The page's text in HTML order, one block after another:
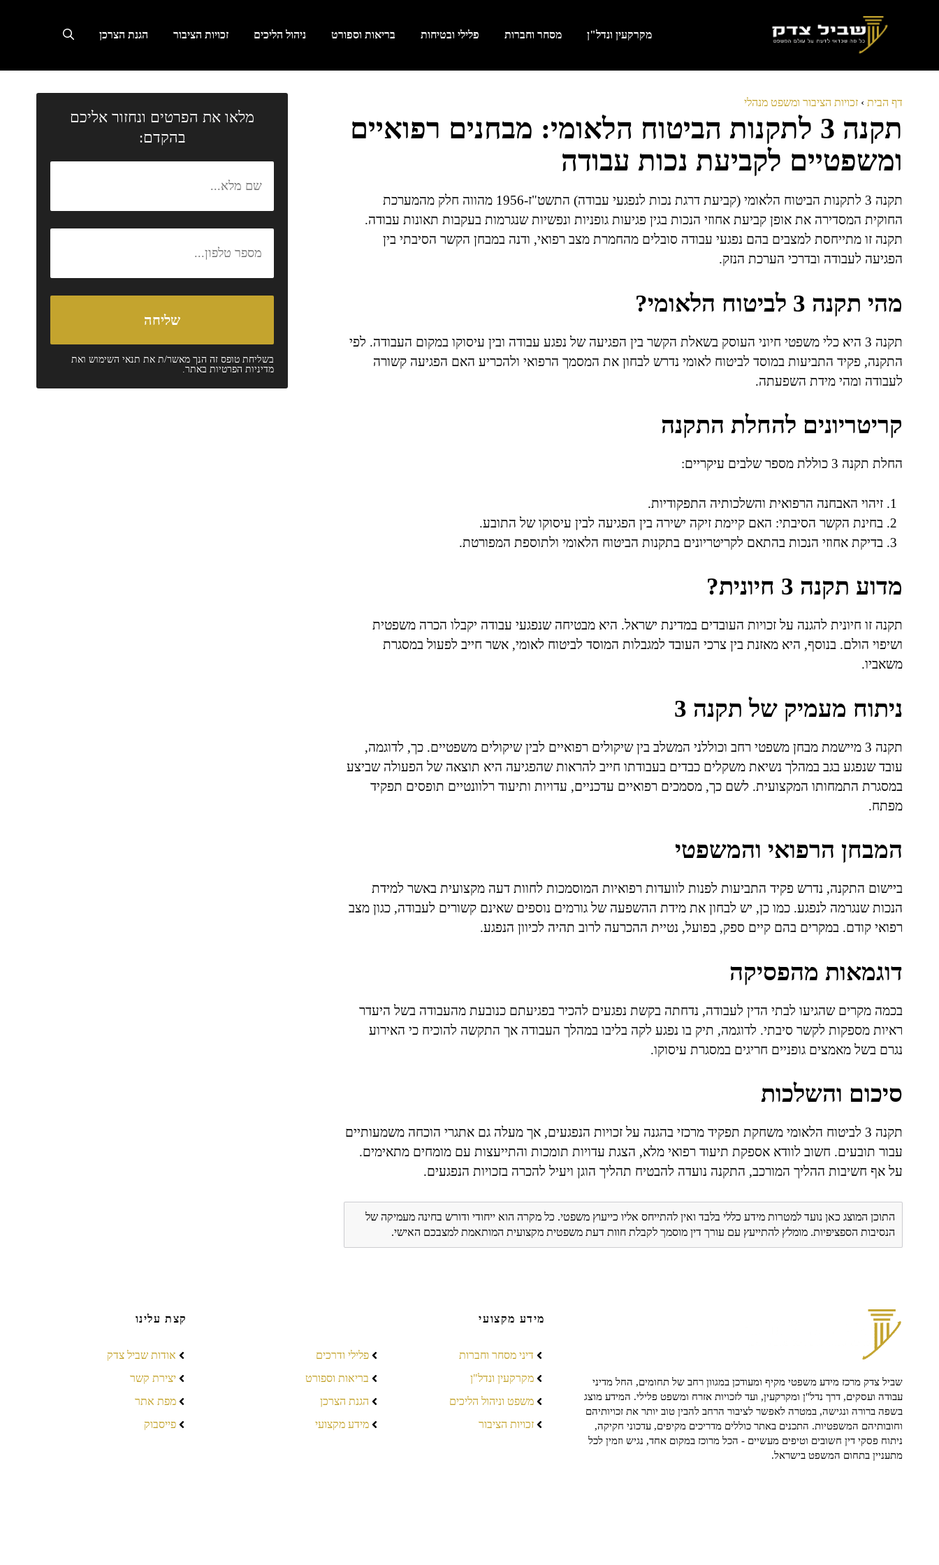
מקרקעין ונדל"ן מסחר וחברות פלילי ובטיחות בריאות וספורט ניהול הליכים זכויות הציבור הגנת הצרכן
דף הבית › זכויות הציבור ומשפט מנהלי
תקנה 3 לתקנות הביטוח הלאומי: מבחנים רפואיים
ומשפטיים לקביעת נכות עבודה
תקנה 3 לתקנות הביטוח הלאומי (קביעת דרגת נכות לנפגעי עבודה) התשט"ז-1956 מהווה חלק מהמערכת
החוקית המסדירה את אופן קביעת אחוזי הנכות בגין פגיעות גופניות ונפשיות שנגרמות בעקבות תאונות עבודה.
תקנה זו מתייחסת למצבים בהם נפגעי עבודה סובלים מהחמרת מצב רפואי, ודנה במבחן הקשר הסיבתי בין
הפגיעה לעבודה ובדרכי הערכת הנזק.
מהי תקנה 3 לביטוח הלאומי?
תקנה 3 היא כלי משפטי חיוני העוסק בשאלת הקשר בין הפגיעה של נפגע עבודה ובין עיסוקו במקום העבודה. לפי
התקנה, פקיד התביעות במוסד לביטוח לאומי נדרש לבחון את המסמך הרפואי ולהכריע האם הפגיעה קשורה
לעבודה ומהי מידת השפעתה.
קריטריונים להחלת התקנה
החלת תקנה 3 כוללת מספר שלבים עיקריים:
זיהוי האבחנה הרפואית והשלכותיה התפקודיות.
בחינת הקשר הסיבתי: האם קיימת זיקה ישירה בין הפגיעה לבין עיסוקו של התובע.
בדיקת אחוזי הנכות בהתאם לקריטריונים בתקנות הביטוח הלאומי ולתוספת המפורטת.
מדוע תקנה 3 חיונית?
תקנה זו חיונית להגנה על זכויות העובדים במדינת ישראל. היא מבטיחה שנפגעי עבודה יקבלו הכרה משפטית
ושיפוי הולם. בנוסף, היא מאזנת בין צרכי העובד למגבלות המוסד לביטוח לאומי, אשר חייב לפעול במסגרת
משאביו.
ניתוח מעמיק של תקנה 3
תקנה 3 מיישמת מבחן משפטי רחב וכוללני המשלב בין שיקולים רפואיים לבין שיקולים משפטיים. כך, לדוגמה,
עובד שנפגע בגב במהלך נשיאת משקלים כבדים בעבודתו חייב להראות שהפגיעה היא תוצאה של הפעולה שביצע
במסגרת התמחותו המקצועית. לשם כך, מסמכים רפואיים עדכניים, עדויות ותיעוד רלוונטיים תופסים תפקיד
מפתח.
המבחן הרפואי והמשפטי
ביישום התקנה, נדרש פקיד התביעות לפנות לוועדות רפואיות המוסמכות לחוות דעה מקצועית באשר למידת
הנכות שנגרמה לנפגע. כמו כן, יש לבחון את מידת ההשפעה של גורמים נוספים שאינם קשורים לעבודה, כגון מצב
רפואי קודם. במקרים בהם קיים ספק, בפועל, נטיית ההכרעה לרוב תהיה לכיוון הנפגע.
דוגמאות מהפסיקה
בכמה מקרים שהגיעו לבתי הדין לעבודה, נדחתה בקשת נפגעים להכיר בפגיעתם כנובעת מהעבודה בשל היעדר
ראיות מספקות לקשר סיבתי. לדוגמה, תיק בו נפגע לקה בליבו במהלך העבודה אך התקשה להוכיח כי האירוע
נגרם בשל מאמצים גופניים חריגים במסגרת עיסוקו.
סיכום והשלכות
תקנה 3 לביטוח הלאומי משחקת תפקיד מרכזי בהגנה על זכויות הנפגעים, אך מעלה גם אתגרי הוכחה משמעותיים
עבור תובעים. חשוב לוודא אספקת תיעוד רפואי מלא, הצגת עדויות תומכות והתייעצות עם מומחים מתאימים.
על אף חשיבות ההליך המורכב, התקנה נועדה להבטיח תהליך הוגן ויעיל להכרה בזכויות הנפגעים.
התוכן המוצג כאן נועד למטרות מידע כללי בלבד ואין להתייחס אליו כייעוץ משפטי. כל מקרה הוא ייחודי ודורש בחינה מעמיקה של
הנסיבות הספציפיות. מומלץ להתייעץ עם עורך דין מוסמך לקבלת חוות דעת משפטית מקצועית המותאמת למצבכם האישי.
מלאו את הפרטים ונחזור אליכם
בהקדם:
בשליחת טופס זה הנך מאשר/ת את תנאי השימושואת
מדיניות הפרטיותבאתר.
שביל צדק מרכז מידע משפטי מקיף ומעודכן במגוון רחב של תחומים, החל מדיני
עבודה ועסקים, דרך נדל"ן ומקרקעין, ועד לזכויות אזרח ומשפט פלילי. המידע מוצג
בשפה ברורה ונגישה, במטרה לאפשר לציבור הרחב להבין טוב יותר את זכויותיהם
וחובותיהם המשפטיות. התכנים באתר כוללים מדריכים מקיפים, עדכוני חקיקה,
ניתוח פסקי דין חשובים וטיפים מעשיים - הכל מרוכז במקום אחד, נגיש וזמין לכל
מתעניין בתחום המשפט בישראל.
מידע מקצועי
דיני מסחר וחברות
מקרקעין ונדל"ן
משפט וניהול הליכים
זכויות הציבור
פלילי ודרכים
בריאות וספורט
הגנת הצרכן
מידע מקצועי
קצת עלינו
אודות שביל צדק
יצירת קשר
מפת אתר
פייסבוק